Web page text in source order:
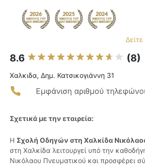
8.6 (8)
Χαλκιδα, Δημ. Κατσικογιάννη 31
Εμφάνιση αριθμού
Σχετικά με την εταιρεία:
Η Σχολή Οδηγών στη Χαλκίδα
στη Χαλκίδα λειτουργεί υπό την
Νικόλαου Πνευματικού και προσφέρει